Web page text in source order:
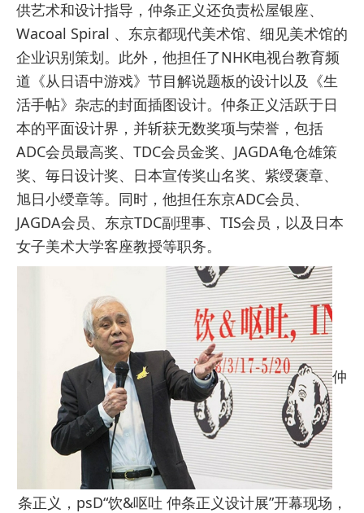
供艺术和设计指导，仲条正义还负责松屋银座、
Wacoal Spiral 、东京都现代美术馆、细见美术馆的
企业识别策划。此外，他担任了NHK电视台教育频
道《从日语中游戏》节目解说题板的设计以及《生
活手帖》杂志的封面插图设计。仲条正义活跃于日
本的平面设计界，并斩获无数奖项与荣誉，包括
ADC会员最高奖、TDC会员金奖、JAGDA龟仓雄策
奖、毎日设计奖、日本宣传奖山名奖、紫绶褒章、
旭日小绶章等。同时，他担任东京ADC会员、
JAGDA会员、东京TDC副理事、TIS会员，以及日本
女子美术大学客座教授等职务。
仲
条正义，psD“饮&呕吐 仲条正义设计展”开幕现场，